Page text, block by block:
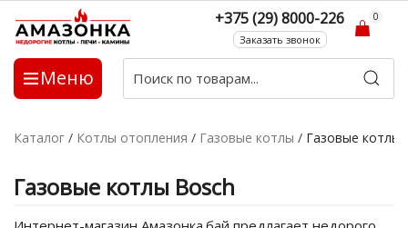
Меню
+375 (29) 8000-226
Заказать звонок
0
Каталог / Котлы отопления / Газовые котлы / Газовые котлы
Газовые котлы Bosch